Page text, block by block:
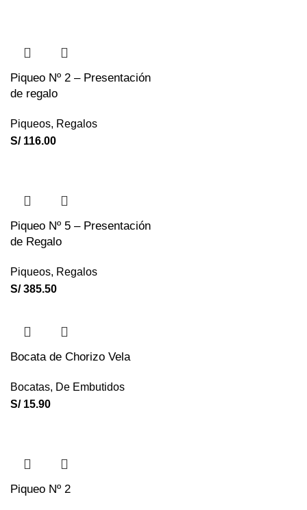
Piqueo Nº 2 – Presentación
de regalo
Piqueos, Regalos
S/116.00
Piqueo Nº 5 – Presentación
de Regalo
Piqueos, Regalos
S/385.50
Bocata de Chorizo Vela
Bocatas, De Embutidos
S/15.90
Piqueo Nº 2